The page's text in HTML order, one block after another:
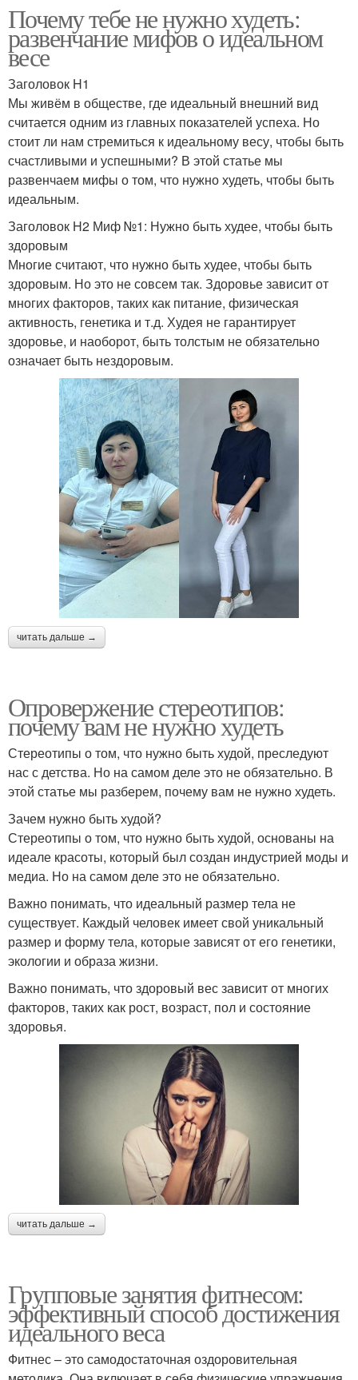
Почему тебе не нужно худеть:
развенчание мифов о идеальном
весе
Заголовок H1
Мы живём в обществе, где идеальный внешний вид
считается одним из главных показателей успеха. Но
стоит ли нам стремиться к идеальному весу, чтобы быть
счастливыми и успешными? В этой статье мы
развенчаем мифы о том, что нужно худеть, чтобы быть
идеальным.
Заголовок H2 Миф №1: Нужно быть худее, чтобы быть
здоровым
Многие считают, что нужно быть худее, чтобы быть
здоровым. Но это не совсем так. Здоровье зависит от
многих факторов, таких как питание, физическая
активность, генетика и т.д. Худея не гарантирует
здоровье, и наоборот, быть толстым не обязательно
означает быть нездоровым.
читать дальше →
Опровержение стереотипов:
почему вам не нужно худеть
Стереотипы о том, что нужно быть худой, преследуют
нас с детства. Но на самом деле это не обязательно. В
этой статье мы разберем, почему вам не нужно худеть.
Зачем нужно быть худой?
Стереотипы о том, что нужно быть худой, основаны на
идеале красоты, который был создан индустрией моды и
медиа. Но на самом деле это не обязательно.
Важно понимать, что идеальный размер тела не
существует. Каждый человек имеет свой уникальный
размер и форму тела, которые зависят от его генетики,
экологии и образа жизни.
Важно понимать, что здоровый вес зависит от многих
факторов, таких как рост, возраст, пол и состояние
здоровья.
читать дальше →
Групповые занятия фитнесом:
эффективный способ достижения
идеального веса
Фитнес – это самодостаточная оздоровительная